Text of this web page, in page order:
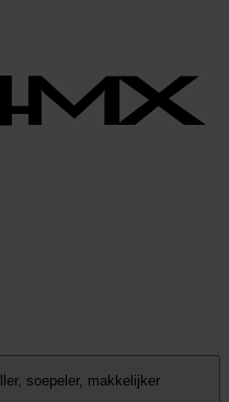
soepeler, makkelijker